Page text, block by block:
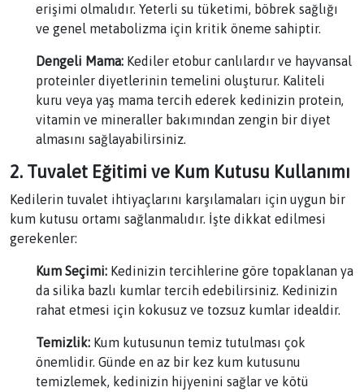
erişimi olmalıdır. Yeterli su tüketimi, böbrek sağlığı
ve genel metabolizma için kritik öneme sahiptir.
Dengeli Mama: Kediler etobur canlılardır ve hayvansal
proteinler diyetlerinin temelini oluşturur. Kaliteli
kuru veya yaş mama tercih ederek kedinizin protein,
vitamin ve mineraller bakımından zengin bir diyet
almasını sağlayabilirsiniz.
2. Tuvalet Eğitimi ve Kum Kutusu Kullanımı
Kedilerin tuvalet ihtiyaçlarını karşılamaları için uygun bir
kum kutusu ortamı sağlanmalıdır. İşte dikkat edilmesi
gerekenler:
Kum Seçimi: Kedinizin tercihlerine göre topaklanan ya
da silika bazlı kumlar tercih edebilirsiniz. Kedinizin
rahat etmesi için kokusuz ve tozsuz kumlar idealdir.
Temizlik: Kum kutusunun temiz tutulması çok
önemlidir. Günde en az bir kez kum kutusunu
temizlemek, kedinizin hijyenini sağlar ve kötü